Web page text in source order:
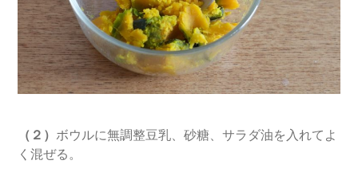
（２） ボウルに無調整豆乳、砂糖、サラダ油を入れてよ
く混ぜる。